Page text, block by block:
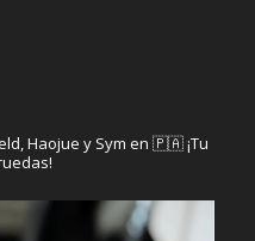
Haojue y Sym en 🇵🇦 ¡Tu